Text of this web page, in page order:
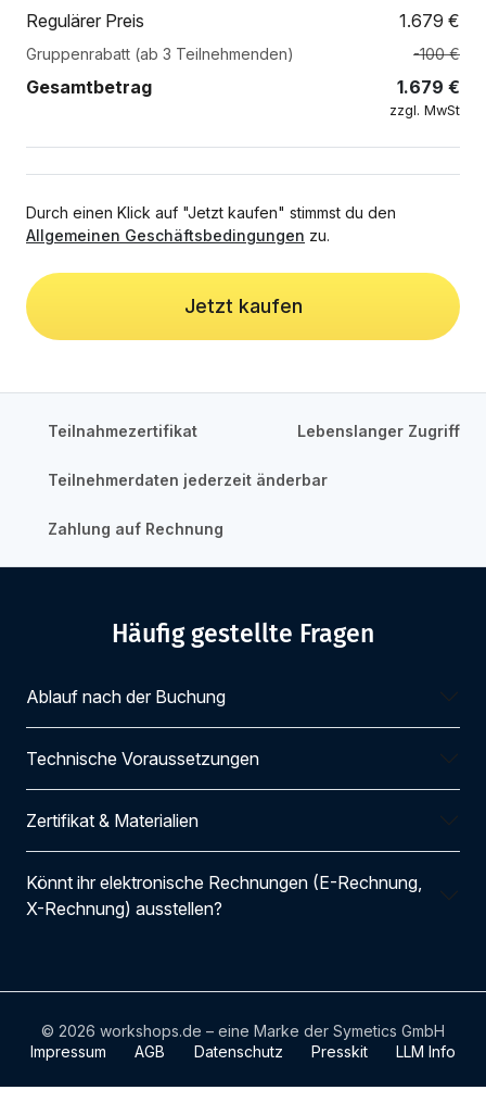
Regulärer Preis
1.679 €
Gruppenrabatt (ab 3 Teilnehmenden) -100 €
Gesamtbetrag 1.679 €
zzgl. MwSt
Durch einen Klick auf "Jetzt kaufen" stimmst du den
Allgemeinen Geschäftsbedingungen zu.
Jetzt kaufen
Teilnahmezertifikat Lebenslanger Zugriff
Teilnehmerdaten jederzeit änderbar
Zahlung auf Rechnung
Häufig gestellte Fragen
Ablauf nach der Buchung
Technische Voraussetzungen
Zertifikat & Materialien
Könnt ihr elektronische Rechnungen (E-Rechnung,
X-Rechnung) ausstellen?
© 2026 workshops.de – eine Marke der Symetics GmbH
Impressum
AGB Datenschutz Presskit LLM Info